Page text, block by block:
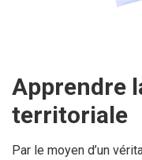
Apprendre
territoriale
Par le moyen d’un